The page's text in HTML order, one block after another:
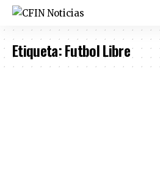
Etiqueta:Futbol Libre